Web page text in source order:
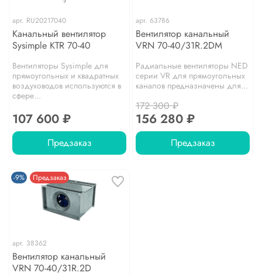
арт. RU20217040
Канальный вентилятор
Sysimple KTR 70-40
Вентиляторы Sysimple для
прямоугольных и квадратных
воздуховодов используются в
сфере...
107 600 ₽
Предзаказ
арт. 63786
Вентилятор канальный
VRN 70-40/31R.2DM
Радиальные вентиляторы NED
серии VR для прямоугольных
каналов предназначены для...
172 300 ₽
156 280 ₽
Предзаказ
-9% Предзаказ
арт. 38362
Вентилятор канальный
VRN 70-40/31R.2D